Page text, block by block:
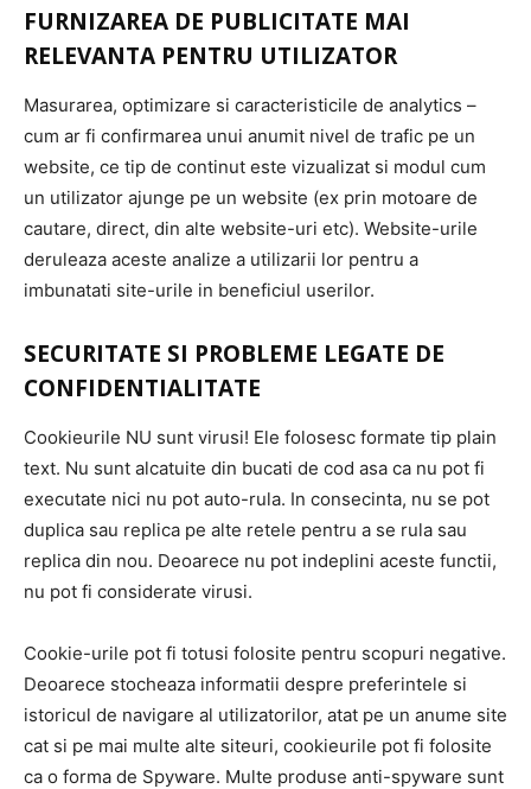
FURNIZAREA DE PUBLICITATE MAI
RELEVANTA PENTRU UTILIZATOR
Masurarea, optimizare si caracteristicile de analytics –
cum ar fi confirmarea unui anumit nivel de trafic pe un
website, ce tip de continut este vizualizat si modul cum
un utilizator ajunge pe un website (ex prin motoare de
cautare, direct, din alte website-uri etc). Website-urile
deruleaza aceste analize a utilizarii lor pentru a
imbunatati site-urile in beneficiul userilor.
SECURITATE SI PROBLEME LEGATE DE
CONFIDENTIALITATE
Cookieurile NU sunt virusi! Ele folosesc formate tip plain
text. Nu sunt alcatuite din bucati de cod asa ca nu pot fi
executate nici nu pot auto-rula. In consecinta, nu se pot
duplica sau replica pe alte retele pentru a se rula sau
replica din nou. Deoarece nu pot indeplini aceste functii,
nu pot fi considerate virusi.
Cookie-urile pot fi totusi folosite pentru scopuri negative.
Deoarece stocheaza informatii despre preferintele si
istoricul de navigare al utilizatorilor, atat pe un anume site
cat si pe mai multe alte siteuri, cookieurile pot fi folosite
ca o forma de Spyware. Multe produse anti-spyware sunt